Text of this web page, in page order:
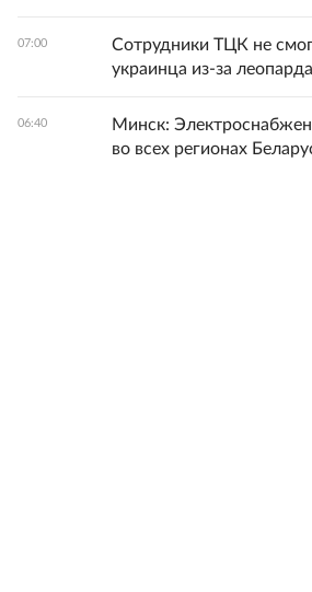
07:00
Сотрудники ТЦК не
украинца из-за леопарда
06:40
Минск:
во всех регионах